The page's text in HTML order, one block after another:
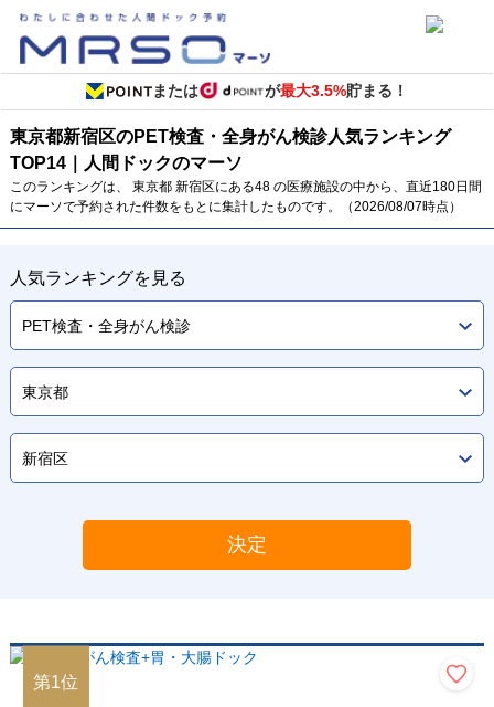
または が最大3.5%貯まる！
東京都新宿区のPET検査・全身がん検診人気ランキング
TOP14｜人間ドックのマーソ
このランキングは、 東京都 新宿区にある48 の医療施設の中から、直近180日間
にマーソで予約された件数をもとに集計したものです。（2026/08/07時点）
人気ランキングを見る
決定
第1位